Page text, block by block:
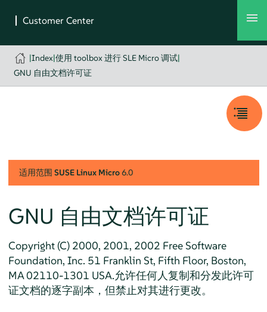
|Index|使用 toolbox 进行 SLE Micro 调试|
GNU 自由文档许可证
适用范围 SUSE Linux Micro 6.0
GNU 自由文档许可证
Copyright (C) 2000, 2001, 2002 Free Software
Foundation, Inc. 51 Franklin St, Fifth Floor, Boston,
MA 02110-1301 USA.允许任何人复制和分发此许可
证文档的逐字副本，但禁止对其进行更改。